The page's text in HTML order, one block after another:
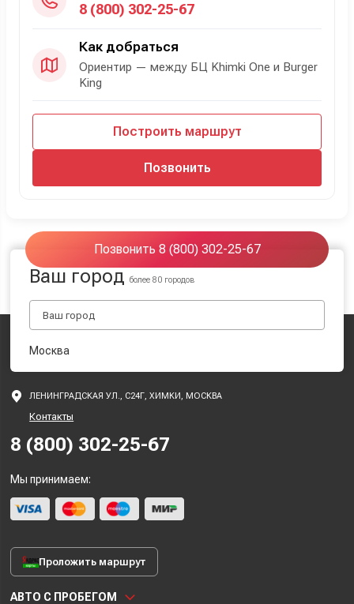
8 (800) 302-25-67
Как добраться
Ориентир — между БЦ Khimki One и Burger
King
Построить маршрут
Позвонить
Позвонить 8 (800) 302-25-67
Ваш городболее 80 городов
Москва
ЛЕНИНГРАДСКАЯ УЛ., С24Г, ХИМКИ, МОСКВА
Контакты
8 (800) 302-25-67
Мы принимаем:
Проложить маршрут
АВТО С ПРОБЕГОМ